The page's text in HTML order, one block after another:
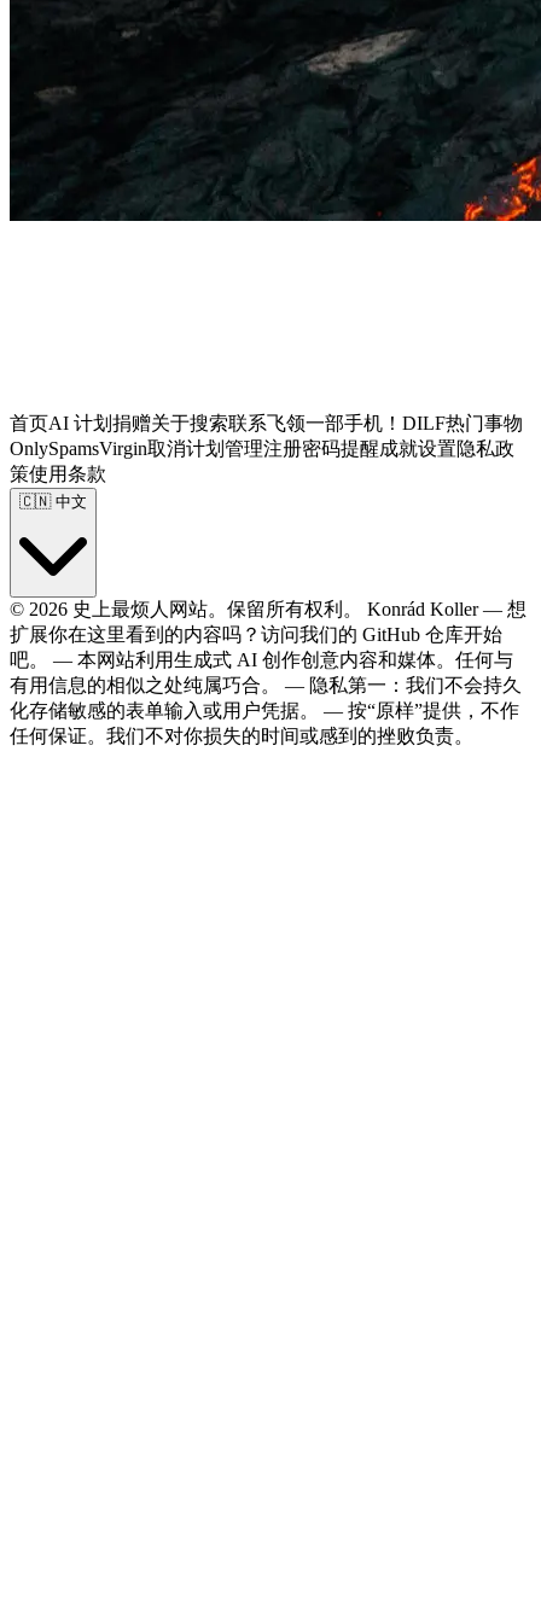
首页AI 计划 捐赠关于搜索联系飞领一部手机！ DILF热门事物
OnlySpamsVirgin取消计划 管理注册密码提醒成就设置隐私政
策使用条款
🇨🇳 中文
© 2026 史上最烦人网站。保留所有权利。 Konrád Koller— 想
扩展你在这里看到的内容吗？访问我们的 GitHub 仓库开始
吧。
— 本网站利用生成式 AI 创作创意内容和媒体。任何与
有用信息的相似之处纯属巧合。
— 隐私第一：我们不会持久
化存储敏感的表单输入或用户凭据。
— 按“原样”提供，不作
任何保证。我们不对你损失的时间或感到的挫败负责。